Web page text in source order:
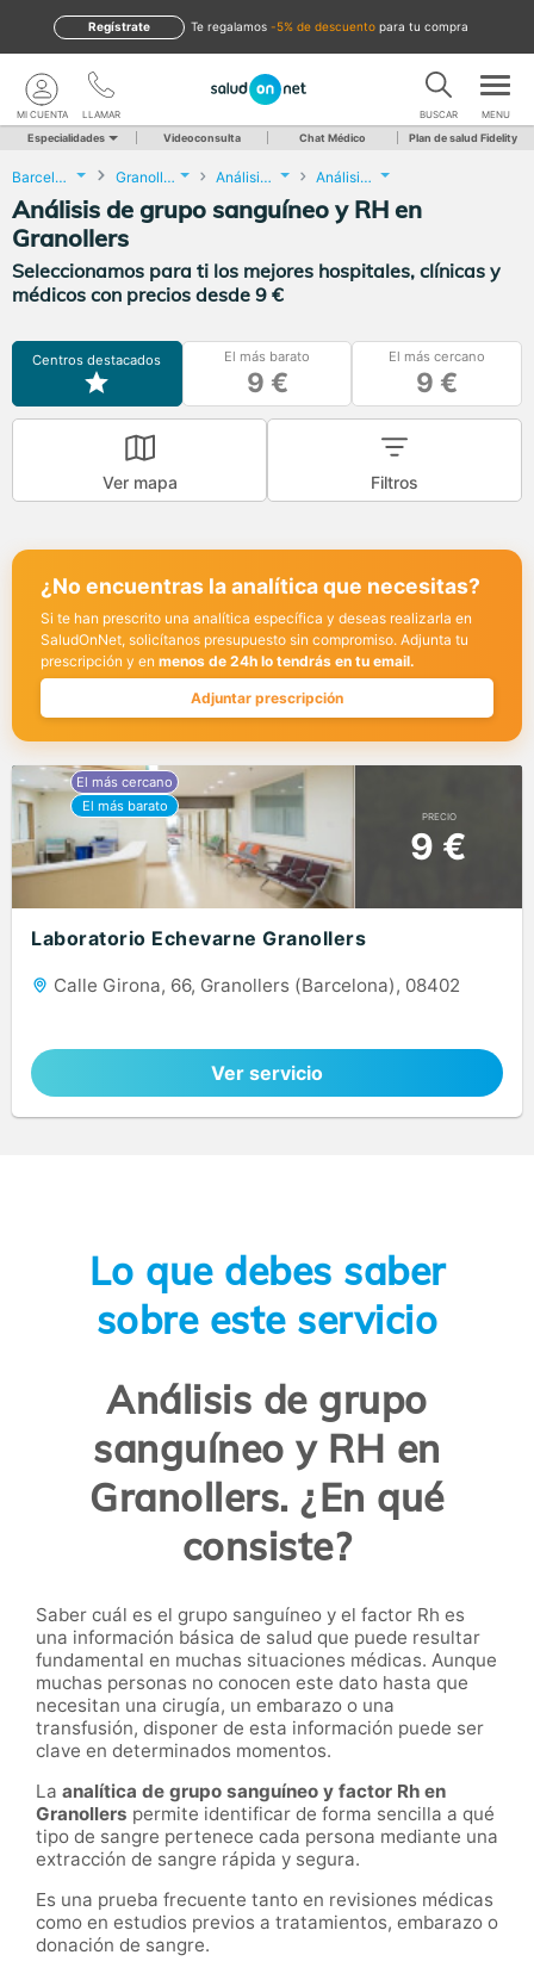
te regalamos -5% de descuento para tu compra
Regístrate
LLAMAR
MI CUENTA BUSCAR MENU
Especialidades Videoconsulta Chat Médico Plan de salud Fidelity
Barcelona Granollers Análisis Clínicos Análisis de grupo sanguíneo y RH
Análisis de grupo sanguíneo y RH en
Granollers
Seleccionamos para ti los mejores hospitales, clínicas y
médicos con precios desde 9 €
Centros destacados El más barato
9 €
El más cercano
9 €
Ver mapa Filtros
¿No encuentras la analítica que necesitas?
Si te han prescrito una analítica específica y deseas realizarla en
SaludOnNet, solicítanos presupuesto sin compromiso. Adjunta tu
prescripción y en menos de 24h lo tendrás en tu email.
Adjuntar prescripción
PRECIO
9 €
Laboratorio Echevarne Granollers
Calle Girona, 66, Granollers (Barcelona), 08402
Ver servicio
Lo que debes saber
sobre este servicio
Análisis de grupo
sanguíneo y RH en
Granollers. ¿En qué
consiste?
Saber cuál es el grupo sanguíneo y el factor Rh es
una información básica de salud que puede resultar
fundamental en muchas situaciones médicas. Aunque
muchas personas no conocen este dato hasta que
necesitan una cirugía, un embarazo o una
transfusión, disponer de esta información puede ser
clave en determinados momentos.
La analítica de grupo sanguíneo y factor Rh en
Granollers permite identificar de forma sencilla a qué
tipo de sangre pertenece cada persona mediante una
extracción de sangre rápida y segura.
Es una prueba frecuente tanto en revisiones médicas
como en estudios previos a tratamientos, embarazo o
donación de sangre.